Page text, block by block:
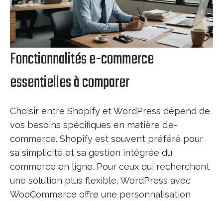
Fonctionnalités e-commerce
essentielles à comparer
Choisir entre Shopify et WordPress dépend de
vos besoins spécifiques en matière d’e-
commerce. Shopify est souvent préféré pour
sa simplicité et sa gestion intégrée du
commerce en ligne. Pour ceux qui recherchent
une solution plus flexible, WordPress avec
WooCommerce offre une personnalisation